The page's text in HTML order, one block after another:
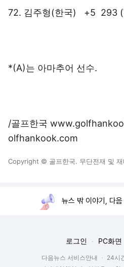
72. 김주형(한국) +5 293
*(A)는 아마추어 선수.
/골프한국
olfhankook.com
Copyright © 골프한국. 무단전재 및 재
뉴스 밖 이야기, 다음
로그인 PC화면
다음뉴스 서비스안내 24시